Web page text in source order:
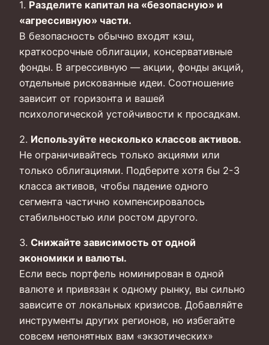
1. Разделите капитал на «безопасную» и
«агрессивную» части.
В безопасность обычно входят кэш,
краткосрочные облигации, консервативные
фонды. В агрессивную — акции, фонды акций,
отдельные рискованные идеи. Соотношение
зависит от горизонта и вашей
психологической устойчивости к просадкам.
2. Используйте несколько классов активов.
Не ограничивайтесь только акциями или
только облигациями. Подберите хотя бы 2-3
класса активов, чтобы падение одного
сегмента частично компенсировалось
стабильностью или ростом другого.
3. Снижайте зависимость от одной
экономики и валюты.
Если весь портфель номинирован в одной
валюте и привязан к одному рынку, вы сильно
зависите от локальных кризисов. Добавляйте
инструменты других регионов, но избегайте
совсем непонятных вам «экзотических»